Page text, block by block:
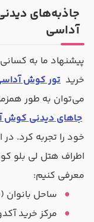
جاذبه‌های
آداسی
پیشنهاد ما به
خرید تور کوش
می‌توان به طور
جاهای دیدنی کوش
خود را تجربه کرد.
اطراف هتل لی بلو
معرفی کنیم:
ساحل بانوان (۱/۶ کیلومتر)
مرکز خرید آکدوگان